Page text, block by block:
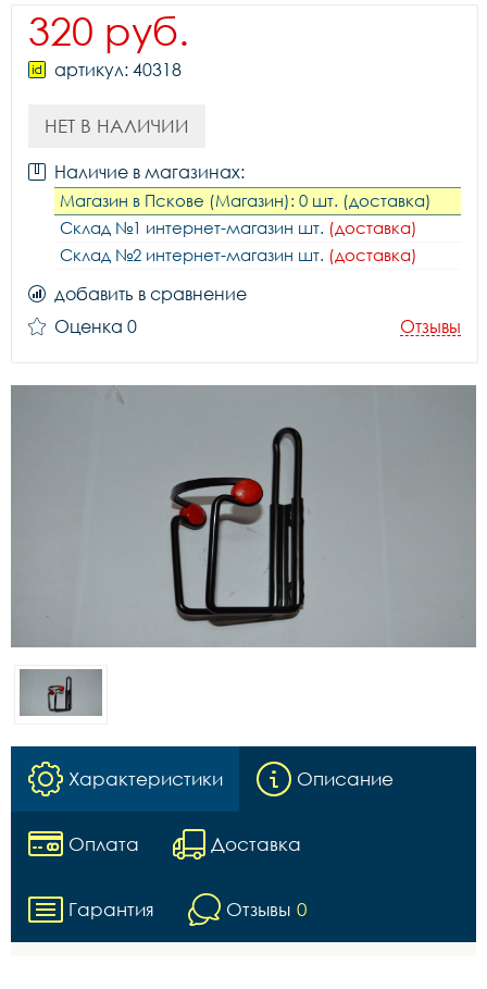
320 руб.
артикул: 40318
НЕТ В НАЛИЧИИ
Наличие в магазинах:
Магазин в Пскове (Магазин): 0 шт. (доставка)
Склад №1 интернет-магазин шт. (доставка)
Склад №2 интернет-магазин шт. (доставка)
добавить в сравнение
Оценка 0
Отзывы
Характеристики Описание
Оплата Доставка
Гарантия Отзывы 0